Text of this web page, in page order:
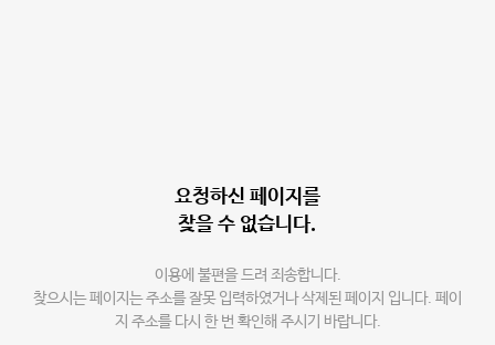
요청하신 페이지를
찾을 수 없습니다.
이용에 불편을 드려 죄송합니다.
찾으시는 페이지는 주소를 잘못 입력하였거나 삭제된 페이지 입니다. 페이
지 주소를 다시 한 번 확인해 주시기 바랍니다.